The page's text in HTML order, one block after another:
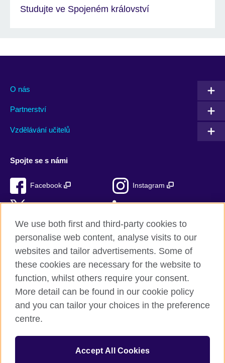
Studujte ve Spojeném království
O nás
Partnerství
Vzdělávání učitelů
Spojte se s námi
Facebook Instagram
TikTok
British Council ve světě
Ochrana soukromí a podmínky používání stránek
Soubory cookie
Sitemap
© 2026 British Council
We use both first and third-party cookies to
personalise web content, analyse visits to our
websites and tailor advertisements. Some of
these cookies are necessary for the website to
function, whilst others require your consent.
More detail can be found in our cookie policy
and you can tailor your choices in the preference
centre.
Accept All Cookies